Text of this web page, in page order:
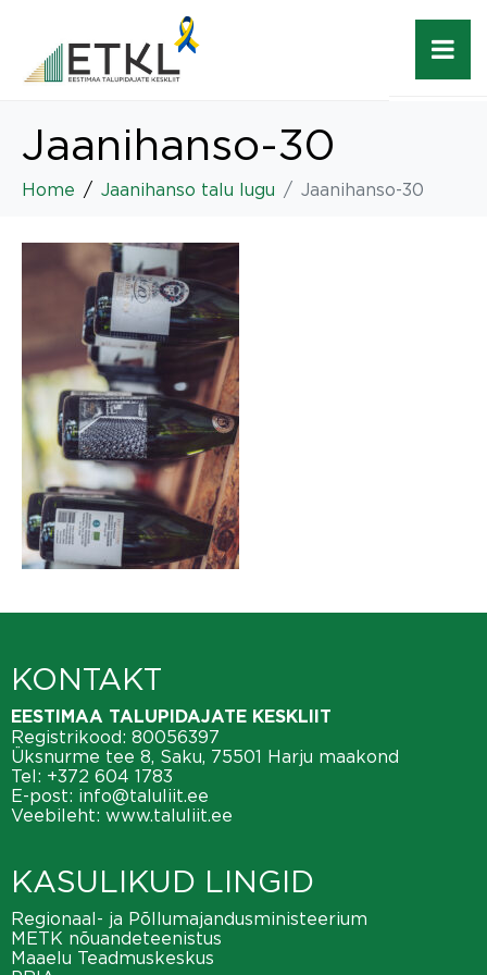
Jaanihanso-30
Home Jaanihanso talu lugu Jaanihanso-30
KONTAKT
EESTIMAA TALUPIDAJATE KESKLIIT
Registrikood: 80056397
Üksnurme tee 8, Saku, 75501 Harju maakond
Tel: +372 604 1783
E-post: info@taluliit.ee
Veebileht: www.taluliit.ee
KASULIKUD LINGID
Regionaal- ja Põllumajandusministeerium
METK nõuandeteenistus
Maaelu Teadmuskeskus